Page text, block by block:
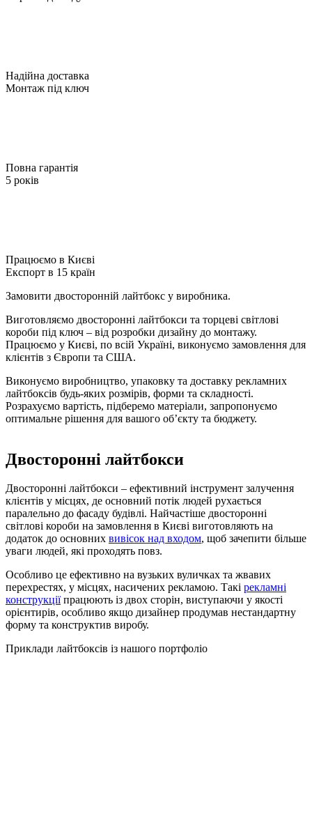
Надійна доставка
Монтаж під ключ
Повна гарантія
5 років
Працюємо в Києві
Експорт в 15 країн
Замовити двосторонній лайтбокс у виробника.
Виготовляємо двосторонні лайтбокси та торцеві світлові
короби під ключ – від розробки дизайну до монтажу.
Працюємо у Києві, по всій Україні, виконуємо замовлення для
клієнтів з Європи та США.
Виконуємо виробництво, упаковку та доставку рекламних
лайтбоксів будь-яких розмірів, форми та складності.
Розрахуємо вартість, підберемо матеріали, запропонуємо
оптимальне рішення для вашого об’єкту та бюджету.
Двосторонні лайтбокси
Двосторонні лайтбокси – ефективний інструмент залучення
клієнтів у місцях, де основний потік людей рухається
паралельно до фасаду будівлі. Найчастіше двосторонні
світлові короби на замовлення в Києві виготовляють на
додаток до основних вивісок над входом, щоб зачепити більше
уваги людей, які проходять повз.
Особливо це ефективно на вузьких вуличках та жвавих
перехрестях, у місцях, насичених рекламою. Такі рекламні
конструкціїпрацюють із двох сторін, виступаючи у якості
орієнтирів, особливо якщо дизайнер продумав нестандартну
форму та конструктив виробу.
Приклади лайтбоксів із нашого портфоліо